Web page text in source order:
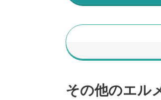
その他のエル